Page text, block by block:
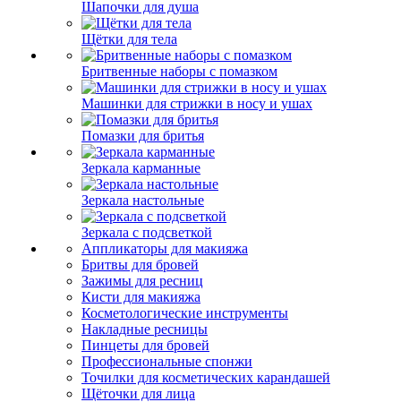
Шапочки для душа
Щётки для тела
Бритвенные наборы с помазком
Машинки для стрижки в носу и ушах
Помазки для бритья
Зеркала карманные
Зеркала настольные
Зеркала с подсветкой
Аппликаторы для макияжа
Бритвы для бровей
Зажимы для ресниц
Кисти для макияжа
Косметологические инструменты
Накладные ресницы
Пинцеты для бровей
Профессиональные спонжи
Точилки для косметических карандашей
Щёточки для лица